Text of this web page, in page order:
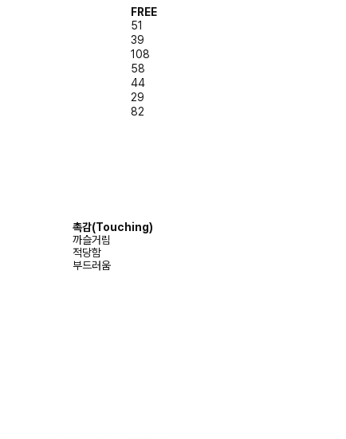
FREE
51
39
108
58
44
29
82
촉감(Touching)
까슬거림
적당함
부드러움